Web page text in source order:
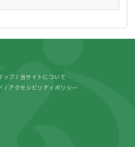
ップ 当サイトについて
アクセシビリティポリシー